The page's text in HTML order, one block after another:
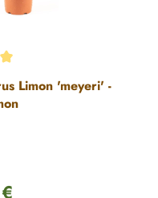
5 von 5 Sternen
Limon 'meyeri' -